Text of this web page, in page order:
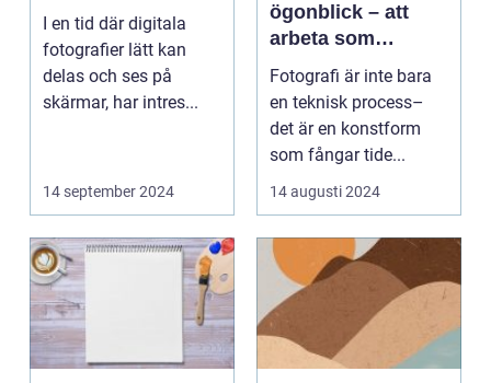
I en tid där digitala
fotografier lätt kan
delas och ses på
skärmar, har intres...
14 september 2024
ögonblick – att
arbeta som
fotograf i
Norrköping
Fotografi är inte bara
en teknisk process–
det är en konstform
som fångar tide...
14 augusti 2024